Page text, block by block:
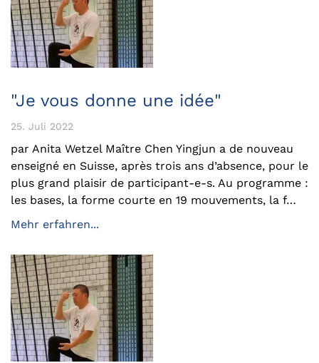
"Je vous donne une idée"
25. Juli 2022
par Anita Wetzel Maître Chen Yingjun a de nouveau
enseigné en Suisse, après trois ans d’absence, pour le
plus grand plaisir de participant-e-s. Au programme :
les bases, la forme courte en 19 mouvements, la f…
Mehr erfahren...